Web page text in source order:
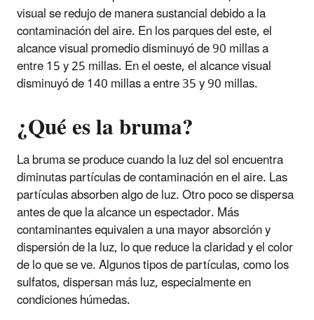
visual se redujo de manera sustancial debido a la
contaminación del aire. En los parques del este, el
alcance visual promedio disminuyó de 90 millas a
entre 15 y 25 millas. En el oeste, el alcance visual
disminuyó de 140 millas a entre 35 y 90 millas.
¿Qué es la bruma?
La bruma se produce cuando la luz del sol encuentra
diminutas partículas de contaminación en el aire. Las
partículas absorben algo de luz. Otro poco se dispersa
antes de que la alcance un espectador. Más
contaminantes equivalen a una mayor absorción y
dispersión de la luz, lo que reduce la claridad y el color
de lo que se ve. Algunos tipos de partículas, como los
sulfatos, dispersan más luz, especialmente en
condiciones húmedas.